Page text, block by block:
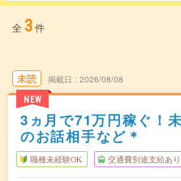
全 3件
未読
NEW
掲載日 2026/08/08
3ヵ月で71万円稼ぐ！
のお話相手など＊
職種未経験OK 交通費別途支給あり